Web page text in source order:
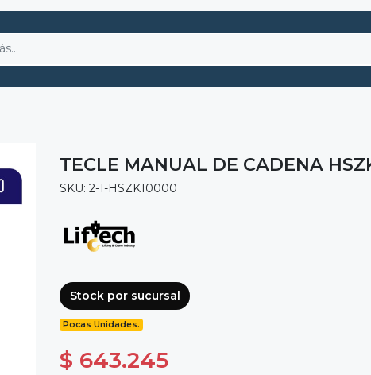
TECLE MANUAL DE CADENA
SKU: 2-1-HSZK10000
Stock por sucursal
Pocas Unidades.
$ 643.245